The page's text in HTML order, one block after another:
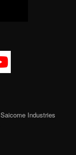
Industries